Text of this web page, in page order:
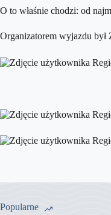
O to właśnie chodzi: od
Organizatorem wyjazdu
Popularne